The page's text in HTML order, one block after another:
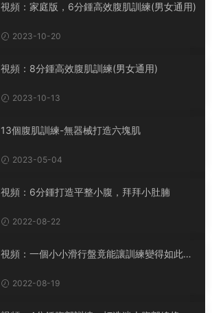
視頻：家庭版，6分鍾高效腹肌訓練(男女通用)
2023-10-20
視頻：8分鍾高效腹肌訓練(男女通用)
2023-10-13
13個腹肌訓練-無器械打造六塊肌
2023-05-04
視頻：6分鍾打造平整小腹，拜拜小肚腩
2022-08-22
視頻：一個小小滑行盤竟能讓訓練變得如此有
2022-08-19